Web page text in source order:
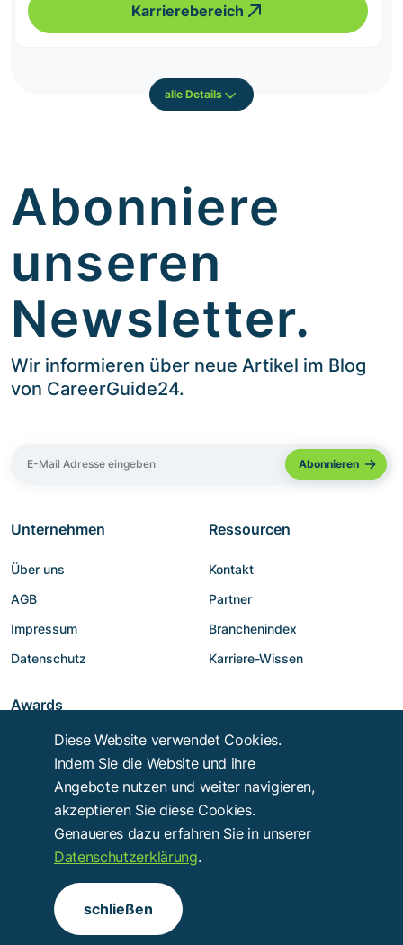
Karrierebereich
alle Details
Abonniere
unseren
Newsletter.
Wir informieren über neue Artikel im Blog
von CareerGuide24.
Unternehmen
Über uns
AGB
Impressum
Datenschutz
Ressourcen
Kontakt
Partner
Branchenindex
Karriere-Wissen
Awards
Copyright © 2014 - 2026 Troy Verlags- und Werbungsgesellschaft mbH
Alle Rechte vorbehalten.
Diese Website verwendet Cookies.
Indem Sie die Website und ihre
Angebote nutzen und weiter navigieren,
akzeptieren Sie diese Cookies.
Genaueres dazu erfahren Sie in unserer
Datenschutzerklärung.
schließen